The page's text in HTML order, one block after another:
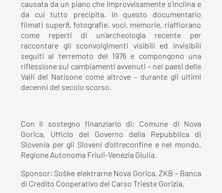
causata da un piano che improvvisamente s’inclina e
da cui tutto precipita. In questo documentario
filmati super8, fotografie, voci, memorie, riaffiorano
come reperti di un’archeologia recente per
raccontare gli sconvolgimenti visibili ed invisibili
seguiti al terremoto del 1976 e compongono una
riflessione sui cambiamenti avvenuti – nei paesi delle
Valli del Natisone come altrove – durante gli ultimi
decenni del secolo scorso.
Con il sostegno finanziario di: Comune di Nova
Gorica, Ufficio del Governo della Repubblica di
Slovenia per gli Sloveni d’oltreconfine e nel mondo,
Regione Autonoma Friuli-Venezia Giulia.
Sponsor: Soške elektrarne Nova Gorica, ZKB – Banca
di Credito Cooperativo del Carso Trieste Gorizia.